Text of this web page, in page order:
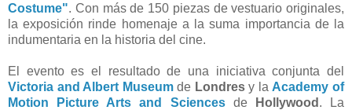
Costume". Con más de 150 piezas de vestuario originales,
la exposición rinde homenaje a la suma importancia de la
indumentaria en la historia del cine.
El evento es el resultado de una iniciativa conjunta del
Victoria and Albert Museumde Londresy la Academy of
Motion Picture Arts and Sciencesde Hollywood . La